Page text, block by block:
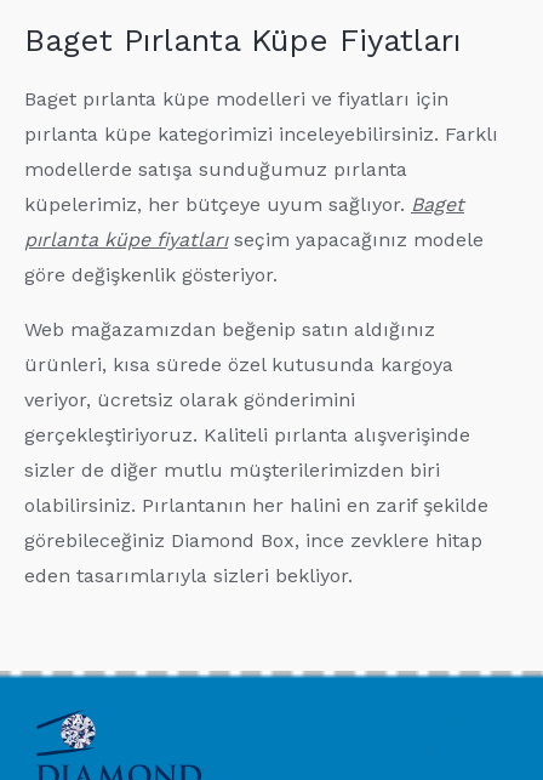
Baget Pırlanta Küpe Fiyatları
Baget pırlanta küpe modelleri ve fiyatları için
pırlanta küpe kategorimizi inceleyebilirsiniz. Farklı
modellerde satışa sunduğumuz pırlanta
küpelerimiz, her bütçeye uyum sağlıyor. Baget
pırlanta küpe fiyatlarıseçim yapacağınız modele
göre değişkenlik gösteriyor.
Web mağazamızdan beğenip satın aldığınız
ürünleri, kısa sürede özel kutusunda kargoya
veriyor, ücretsiz olarak gönderimini
gerçekleştiriyoruz. Kaliteli pırlanta alışverişinde
sizler de diğer mutlu müşterilerimizden biri
olabilirsiniz. Pırlantanın her halini en zarif şekilde
görebileceğiniz Diamond Box, ince zevklere hitap
eden tasarımlarıyla sizleri bekliyor.